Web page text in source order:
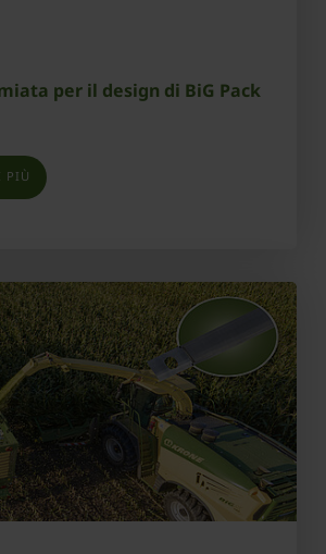
per il design di BiG Pack
PIÙ